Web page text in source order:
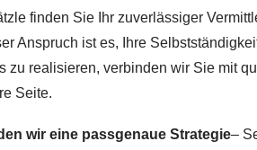
finden Sie Ihr zuverlässiger
Anspruch ist es, Ihre
zu realisieren, verbinden wir Sie mit
Seite.
wir eine passgenaue Strategie–